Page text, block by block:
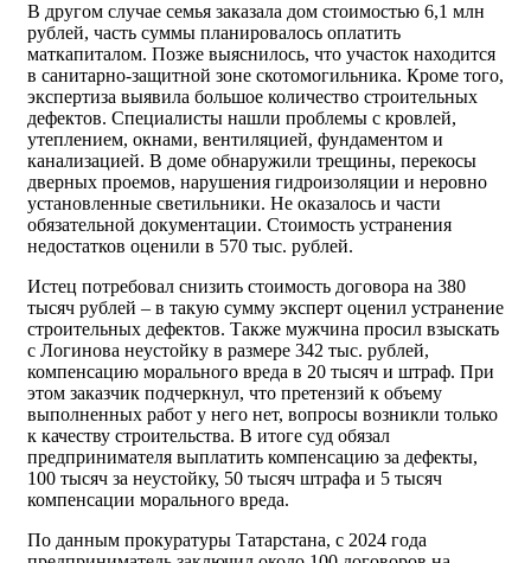
В другом случае семья заказала дом стоимостью 6,1 млн
рублей, часть суммы планировалось оплатить
маткапиталом. Позже выяснилось, что участок находится
в санитарно-защитной зоне скотомогильника. Кроме того,
экспертиза выявила большое количество строительных
дефектов. Специалисты нашли проблемы с кровлей,
утеплением, окнами, вентиляцией, фундаментом и
канализацией. В доме обнаружили трещины, перекосы
дверных проемов, нарушения гидроизоляции и неровно
установленные светильники. Не оказалось и части
обязательной документации. Стоимость устранения
недостатков оценили в 570 тыс. рублей.
Истец потребовал снизить стоимость договора на 380
тысяч рублей – в такую сумму эксперт оценил устранение
строительных дефектов. Также мужчина просил взыскать
с Логинова неустойку в размере 342 тыс. рублей,
компенсацию морального вреда в 20 тысяч и штраф. При
этом заказчик подчеркнул, что претензий к объему
выполненных работ у него нет, вопросы возникли только
к качеству строительства. В итоге суд обязал
предпринимателя выплатить компенсацию за дефекты,
100 тысяч за неустойку, 50 тысяч штрафа и 5 тысяч
компенсации морального вреда.
По данным прокуратуры Татарстана, с 2024 года